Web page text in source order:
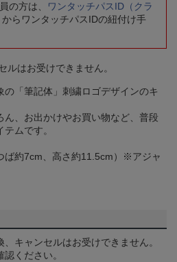
の方は、
ワンタッチパスID（クラ
からワンタッチパスIDの紐付け手
はお受けできません。
「筆記体」刺繍ロゴデザインのキ
ん、お出かけやお買い物など、普段
ムです。
ば約7cm、高さ約11.5cm）※アジャ
キャンセルはお受けできません。
認ください。